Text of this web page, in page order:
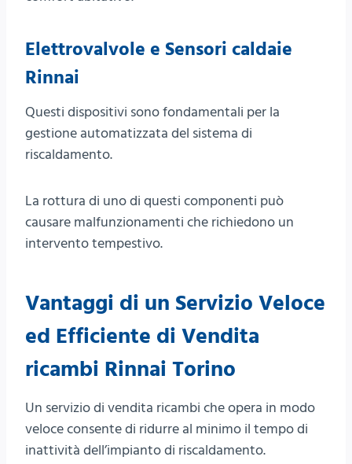
Elettrovalvole e Sensori caldaie
Rinnai
Questi dispositivi sono fondamentali per la
gestione automatizzata del sistema di
riscaldamento.
La rottura di uno di questi componenti può
causare malfunzionamenti che richiedono un
intervento tempestivo.
Vantaggi di un Servizio Veloce
ed Efficiente di Vendita
ricambi Rinnai Torino
Un servizio di vendita ricambi che opera in modo
veloce consente di ridurre al minimo il tempo di
inattività dell’impianto di riscaldamento.